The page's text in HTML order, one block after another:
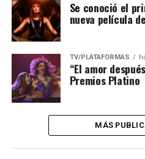
Se conoció el
nueva película
TV/PLATAFORMAS
“El amor
Premios Platino
MÁS